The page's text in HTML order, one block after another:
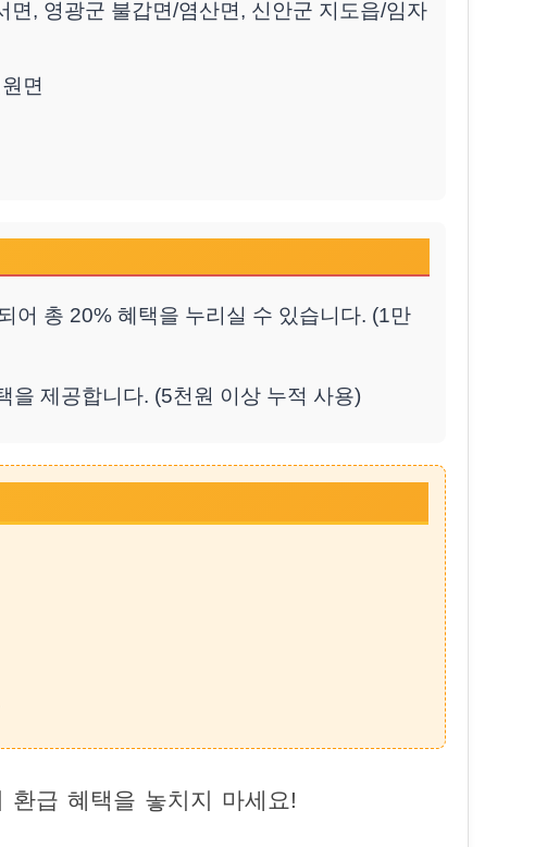
, 영광군 불갑면/염산면, 신안군 지도읍/임자
면
어 총 20% 혜택을 누리실 수 있습니다. (1만
을 제공합니다. (5천원 이상 누적 사용)
환급 혜택을 놓치지 마세요!